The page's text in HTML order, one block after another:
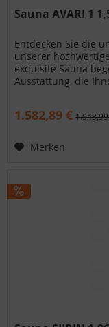
Sauna AVARI 1
Entdecken Sie die
unserer
exquisite Sauna
Ausstattung, die
1.582,89 €
Merken